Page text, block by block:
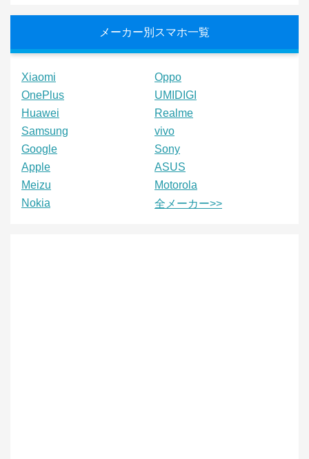
メーカー別スマホ一覧
Xiaomi
Oppo
OnePlus
UMIDIGI
Huawei
Realme
Samsung
vivo
Google
Sony
Apple
ASUS
Meizu
Motorola
Nokia
全メーカー>>